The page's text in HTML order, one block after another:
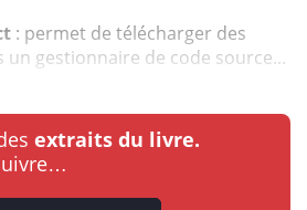
: permet de télécharger des
un gestionnaire de code source...
extraits du livre.